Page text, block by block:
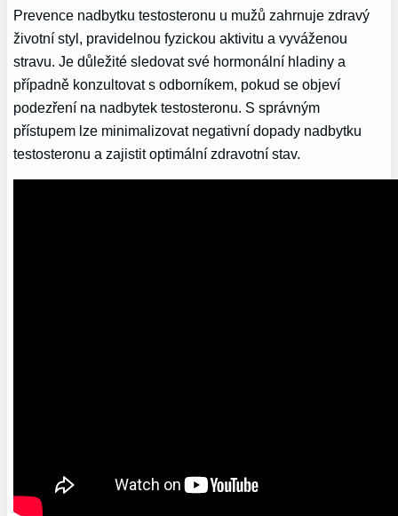
Prevence nadbytku testosteronu u mužů zahrnuje zdravý
životní styl, pravidelnou fyzickou aktivitu a vyváženou
stravu. Je důležité sledovat své hormonální hladiny a
případně konzultovat s odborníkem, pokud se objeví
podezření na nadbytek testosteronu. S správným
přístupem lze minimalizovat negativní dopady nadbytku
testosteronu a zajistit optimální zdravotní stav.